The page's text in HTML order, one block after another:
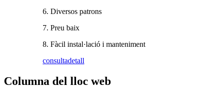
6. Diversos patrons
7. Preu baix
8. Fàcil instal·lació i manteniment
consultadetall
Columna del lloc web